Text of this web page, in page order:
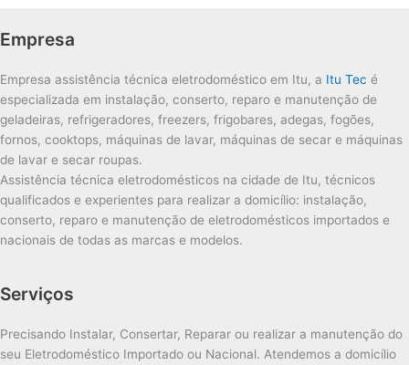
Empresa
Empresa assistência técnica eletrodoméstico em Itu, a Itu Tec é
especializada em instalação, conserto, reparo e manutenção de
geladeiras, refrigeradores, freezers, frigobares, adegas, fogões,
fornos, cooktops, máquinas de lavar, máquinas de secar e máquinas
de lavar e secar roupas.
Assistência técnica eletrodomésticos na cidade de Itu, técnicos
qualificados e experientes para realizar a domicílio: instalação,
conserto, reparo e manutenção de eletrodomésticos importados e
nacionais de todas as marcas e modelos.
Serviços
Precisando Instalar, Consertar, Reparar ou realizar a manutenção do
seu Eletrodoméstico Importado ou Nacional. Atendemos a domicílio